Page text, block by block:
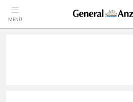
MENÜ